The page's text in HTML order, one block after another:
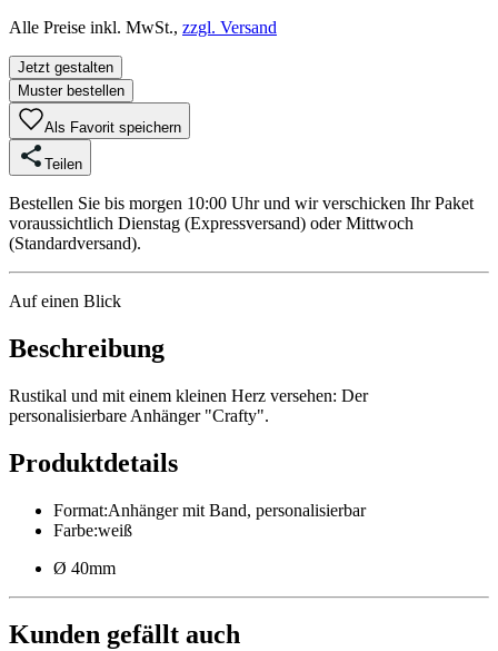
Alle Preise inkl. MwSt., zzgl. Versand
Jetzt gestalten
Muster bestellen
Als Favorit speichern
Teilen
Bestellen Sie bis morgen 10:00 Uhr und wir verschicken Ihr Paket
voraussichtlich Dienstag (Expressversand) oder Mittwoch
(Standardversand).
Auf einen Blick
Beschreibung
Rustikal und mit einem kleinen Herz versehen: Der
personalisierbare Anhänger "Crafty".
Produktdetails
Format:Anhänger mit Band, personalisierbar
Farbe:weiß
Ø 40mm
Kunden gefällt auch